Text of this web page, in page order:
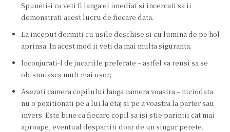
Spuneti-i ca veti fi langa el imediat si incercati sa ii
demonstrati acest lucru de fiecare data.
La inceput dormiti cu usile deschise si cu lumina de pe hol
aprinsa. In acest mod ii veti da mai multa siguranta.
Inconjurati-l de jucariile preferate – astfel va reusi sa se
obisnuiasca mult mai usor;
Asezati camera copilului langa camera voastra – niciodata
nu o pozitionati pe a lui la etaj si pe a voastra la parter sau
invers. Este bine ca fiecare copil sa isi stie parintii cat mai
aproape, eventual despartiti doar de un singur perete.